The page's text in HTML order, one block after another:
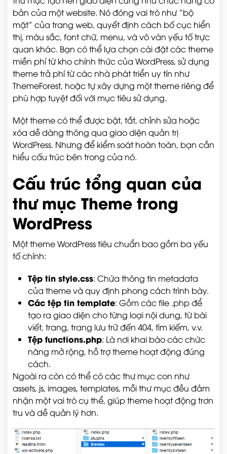
bản của một website. Nó đóng vai trò như “bộ
mặt” của trang web, quyết định cách bố cục hiển
thị, màu sắc, font chữ, menu, và vô vàn yếu tố trực
quan khác. Bạn có thể lựa chọn cài đặt các theme
miễn phí từ kho chính thức của WordPress, sử dụng
theme trả phí từ các nhà phát triển uy tín như
ThemeForest, hoặc tự xây dựng một theme riêng để
phù hợp tuyệt đối với mục tiêu sử dụng.
Một theme có thể được bật, tắt, chỉnh sửa hoặc
xóa dễ dàng thông qua giao diện quản trị
WordPress. Nhưng để kiểm soát hoàn toàn, bạn cần
hiểu cấu trúc bên trong của nó.
Cấu trúc tổng quan của
thư mục Theme trong
WordPress
Một theme WordPress tiêu chuẩn bao gồm ba yếu
tố chính:
Tệp tin style.css: Chứa thông tin metadata
của theme và quy định phong cách trình bày.
Các tệp tin template: Gồm các file .phpđể
tạo ra giao diện cho từng loại nội dung, từ bài
viết, trang, trang lưu trữ đến 404, tìm kiếm, v.v.
Tệp functions.php: Là nơi khai báo các chức
năng mở rộng, hỗ trợ theme hoạt động đúng
cách.
Ngoài ra còn có thể có các thư mục con như
assets, js, images, templates, mỗi thư mục đều đảm
nhận một vai trò cụ thể, giúp theme hoạt động trơn
tru và dễ quản lý hơn.